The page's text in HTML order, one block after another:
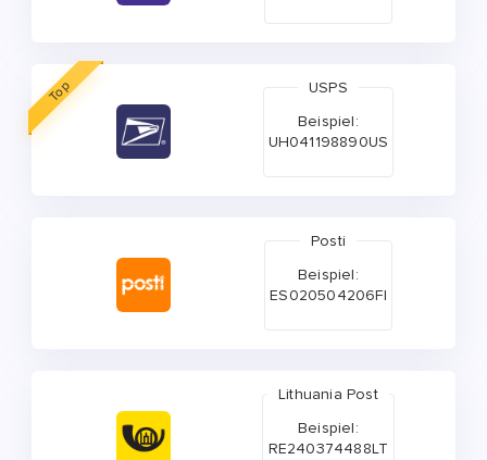
Top
USPS
Beispiel:
UH041198890US
Posti
Beispiel:
ES020504206FI
Lithuania Post
Beispiel:
RE240374488LT